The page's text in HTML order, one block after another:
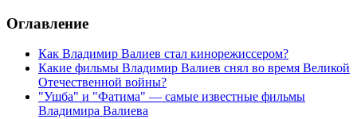
Оглавление
Как Владимир Валиев стал кинорежиссером?
Какие фильмы Владимир Валиев снял во время Великой
Отечественной войны?
"Ушба" и "Фатима" — самые известные фильмы
Владимира Валиева